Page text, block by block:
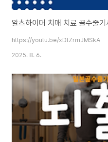
https://youtu.be/xDtZrmJMSkA
2025. 8. 6.